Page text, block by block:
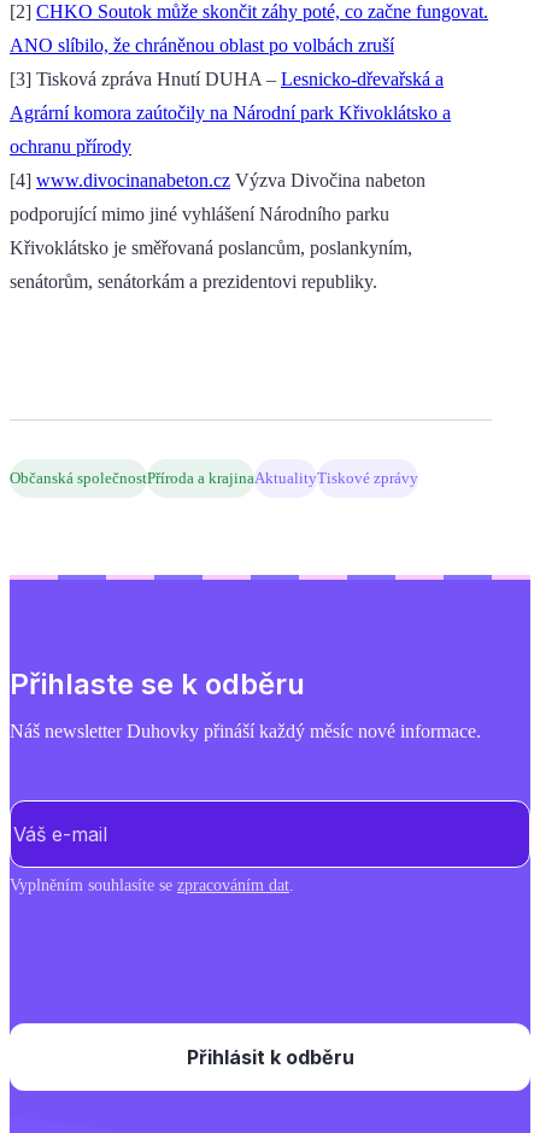
[2] CHKO Soutok může skončit záhy poté, co začne fungovat.
ANO slíbilo, že chráněnou oblast po volbách zruší
[3] Tisková zpráva Hnutí DUHA – Lesnicko-dřevařská a
Agrární komora zaútočily na Národní park Křivoklátsko a
ochranu přírody
[4] www.divocinanabeton.cz Výzva Divočina nabeton
podporující mimo jiné vyhlášení Národního parku
Křivoklátsko je směřovaná poslancům, poslankyním,
senátorům, senátorkám a prezidentovi republiky.
Občanská společnostPříroda a krajinaAktualityTiskové zprávy
Přihlaste se k odběru
Náš newsletter Duhovky přináší každý měsíc nové informace.
E-mail
Vyplněním souhlasíte se zpracováním dat.